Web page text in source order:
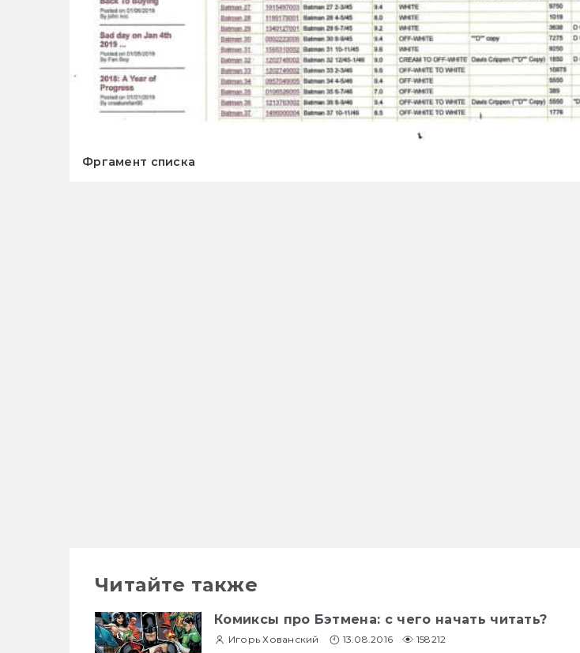
Фргамент списка
Читайте также
Комиксы про Бэтмена: с чего начать читать?
Игорь Хованский 13.08.2016 158212